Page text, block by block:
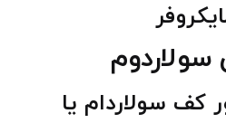
سولاردوم
کف سولاردام یا